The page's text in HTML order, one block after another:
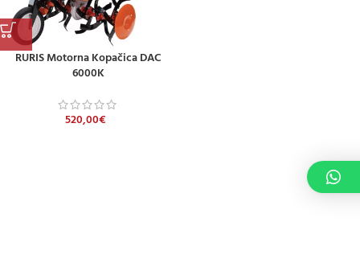
RURIS Motorna Kopačica DAC
6000K
520,00€